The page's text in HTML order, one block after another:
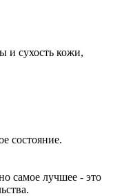
и сухость кожи,
состояние.
самое лучшее - это